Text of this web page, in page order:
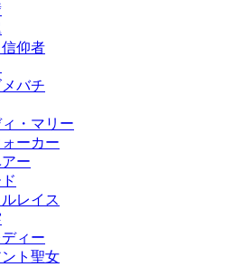
仰者
バチ
・マリー
ーカー
ー
レイス
ィー
ト聖女